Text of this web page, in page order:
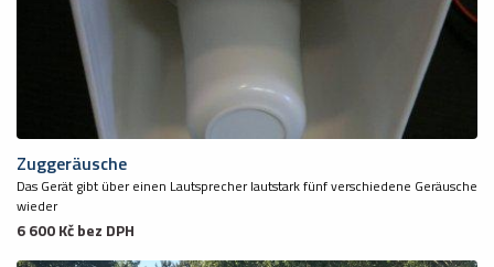
Zuggeräusche
Das Gerät gibt über einen Lautsprecher lautstark fünf verschiedene Geräusche
wieder
6 600 Kč bez DPH